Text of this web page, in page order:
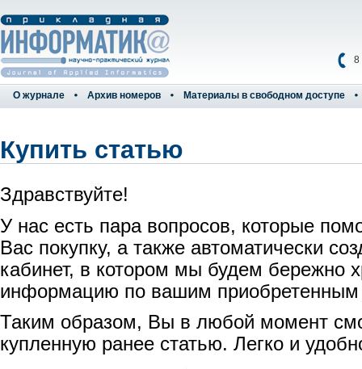
8
О журнале Архив номеров Материалы в свободном доступе
Купить статью
Здравствуйте!
У нас есть пара вопросов, которые
Вас покупку, а также автоматически
кабинет, в котором мы будем бережно
информацию по вашим
Таким образом, Вы в любой момент
купленную ранее статью. Легко и